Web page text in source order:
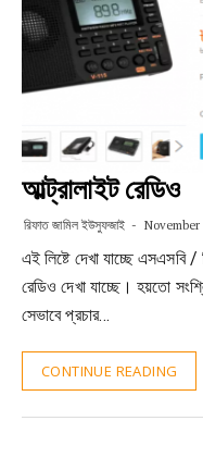
আল্ট্রালাইট রেডিও
রিফাত জামিল ইউসুফজাই November
এই লিষ্টে দেখা যাচ্ছে
রেডিও দেখা যাচ্ছে। হয়তো
সেভাবে প্রচার…
CONTINUE READING